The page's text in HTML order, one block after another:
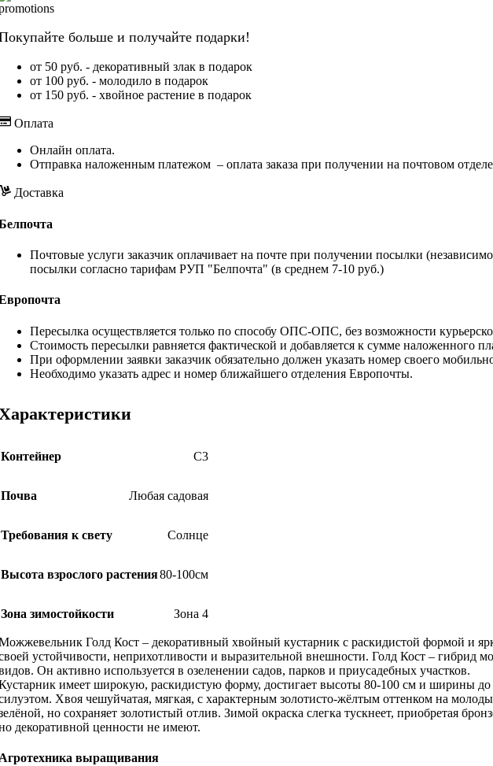
больше и получайте подарки!
от 50 руб. - декоративный злак в подарок
от 100 руб. - молодило в подарок
от 150 руб. - хвойное растение в подарок
Оплата
Онлайн оплата.
Отправка наложенным платежом – оплата заказа при получении на почтовом
Доставка
Почтовые услуги заказчик оплачивает на почте при получении посылки
посылки согласно тарифам РУП "Белпочта" (в среднем 7-10 руб.)
Пересылка осуществляется только по способу ОПС-ОПС, без возможности
Стоимость пересылки равняется фактической и добавляется к сумме наложенного
При оформлении заявки заказчик обязательно должен указать номер своего
Необходимо указать адрес и номер ближайшего отделения Европочты.
Контейнер С3
Почва Любая садовая
Требования к свету Солнце
Высота взрослого растения80-100см
Зона зимостойкости Зона 4
Голд Кост – декоративный хвойный кустарник с раскидистой формой и
устойчивости, неприхотливости и выразительной внешности. Голд Кост – гибрид
Он активно используется в озеленении садов, парков и приусадебных участков.
имеет широкую, раскидистую форму, достигает высоты 80-100 см и ширины
Хвоя чешуйчатая, мягкая, с характерным золотисто-жёлтым оттенком на
но сохраняет золотистый отлив. Зимой окраска слегка тускнеет, приобретая
декоративной ценности не имеют.
выращивания